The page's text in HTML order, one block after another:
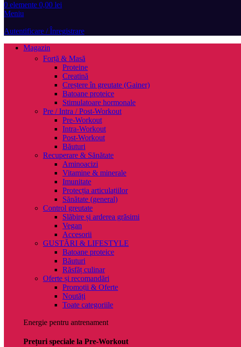
0 elemente 0,00 lei
Meniu
Autentificare / Înregistrare
Magazin
Forță & Masă
Proteine
Creatină
Creștere în greutate (Gainer)
Batoane proteice
Stimulatoare hormonale
Pre / Intra / Post-Workout
Pre-Workout
Intra-Workout
Post-Workout
Băuturi
Recuperare & Sănătate
Aminoacizi
Vitamine & minerale
Imunitate
Protecția articulațiilor
Sănătate (general)
Control greutate
Slăbire și arderea grăsimi
Vegan
Accesorii
GUSTĂRI & LIFESTYLE
Batoane proteice
Băuturi
Răsfăț culinar
Oferte și recomandări
Promoții & Oferte
Noutăți
Toate categoriile
Energie pentru antrenament
Prețuri speciale la Pre-Workout